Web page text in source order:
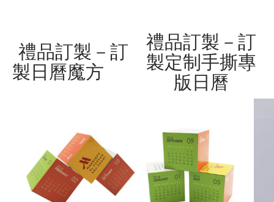
禮品訂製－訂
製日曆魔方
禮品訂製－訂
製定制手撕專
版日曆